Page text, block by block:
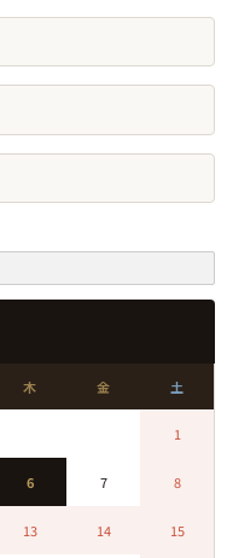
木 金 土
1
6 7 8
13 14 15